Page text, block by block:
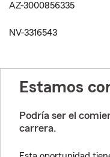
AZ-3000856335
NV-3316543
Estamos
Podría ser el
carrera.